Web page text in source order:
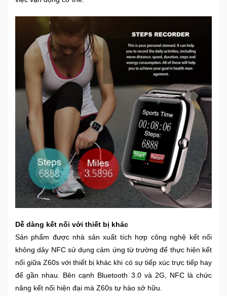
Dễ dàng kết nối với thiết bị khác
Sản phẩm được nhà sản xuất tích hợp công nghệ kết nối
không dây NFC sử dụng cảm ứng từ trường để thực hiện kết
nối giữa Z60s với thiết bị khác khi có sự tiếp xúc trực tiếp hay
để gần nhau. Bên cạnh Bluetooth 3.0 và 2G, NFC là chức
năng kết nối hiện đại mà Z60s tự hào sở hữu.